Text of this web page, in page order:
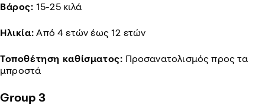
Βάρος: 15-25 κιλά
Ηλικία: Από 4 ετών έως 12 ετών
Τοποθέτηση καθίσματος: Προσανατολισμός προς τα
μπροστά
Group 3